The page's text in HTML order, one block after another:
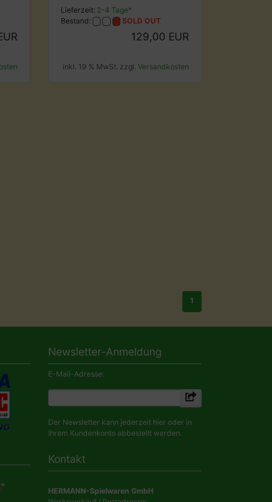
Lieferzeit: 2-4 Tage*
Bestand:
SOLD OUT
129,00 EUR
inkl. 19 % MwSt. zzgl. Versandkosten
1
Newsletter-Anmeldung
E-Mail-Adresse:
Der Newsletter kann jederzeit hier oder in
Ihrem Kundenkonto abbestellt werden.
Kontakt
HERMANN-Spielwaren GmbH